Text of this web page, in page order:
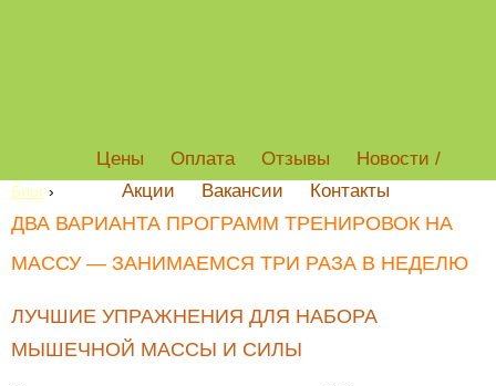
Цены Оплата Отзывы
Новости /
Акции
Вакансии Контакты
Блог ›
ДВА ВАРИАНТА ПРОГРАММ ТРЕНИРОВОК НА
МАССУ — ЗАНИМАЕМСЯ ТРИ РАЗА В НЕДЕЛЮ
ЛУЧШИЕ УПРАЖНЕНИЯ ДЛЯ НАБОРА
МЫШЕЧНОЙ МАССЫ И СИЛЫ